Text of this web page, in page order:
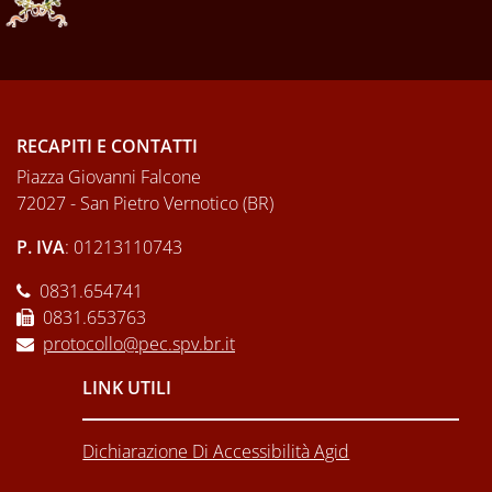
RECAPITI E CONTATTI
Piazza Giovanni Falcone
72027 - San Pietro Vernotico (BR)
P. IVA: 01213110743
0831.654741
0831.653763
protocollo@pec.spv.br.it
LINK UTILI
Dichiarazione Di Accessibilità Agid